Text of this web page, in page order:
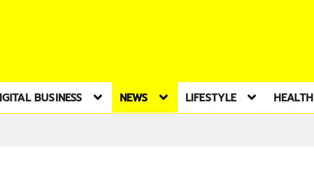
BUSINESS NEWS LIFESTYLE HEALTH